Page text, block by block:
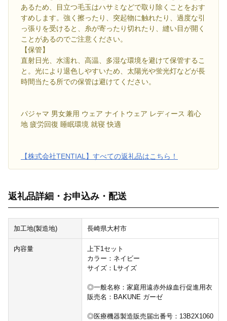
あるため、目立つ毛玉はハサミなどで取り除くことをおす
すめします。強く擦ったり、突起物に触れたり、過度な引
っ張りを受けると、糸が寄ったり切れたり、縫い目が開く
ことがあるのでご注意ください。
【保管】
直射日光、水濡れ、高温、多湿な環境を避けて保管するこ
と。光により退色しやすいため、太陽光や蛍光灯などが長
時間当たる所での保管は避けてください。
パジャマ 男女兼用 ウェア ナイトウェア レディース 着心
地 疲労回復 睡眠環境 就寝 快適
【株式会社TENTIAL】すべての返礼品はこちら！
返礼品詳細・お申込み・配送
加工地(製造地) 長崎県大村市
内容量
上下1セット
カラー：ネイビー
サイズ：Lサイズ
◎一般名称：家庭用遠赤外線血行促進用衣
販売名：BAKUNE ガーゼ
◎医療機器製造販売届出番号：13B2X1060